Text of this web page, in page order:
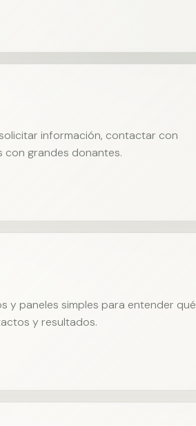
información, contactar con
con grandes donantes.
y paneles simples para entender qué
y resultados.